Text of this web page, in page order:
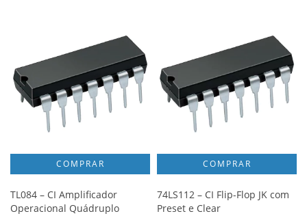
TL084 – CI Amplificador
Operacional Quádruplo
74LS112 – CI Flip-Flop JK com
Preset e Clear